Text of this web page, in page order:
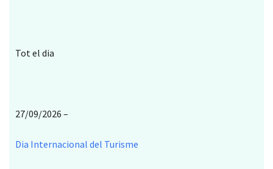
Tot el dia
27/09/2026 –
Dia Internacional del Turisme